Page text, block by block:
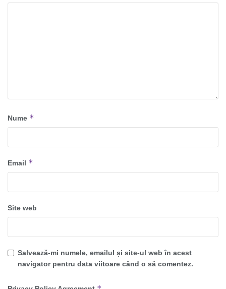
Nume *
Email *
Site web
Salvează-mi numele, emailul și site-ul web în acest
navigator pentru data viitoare când o să comentez.